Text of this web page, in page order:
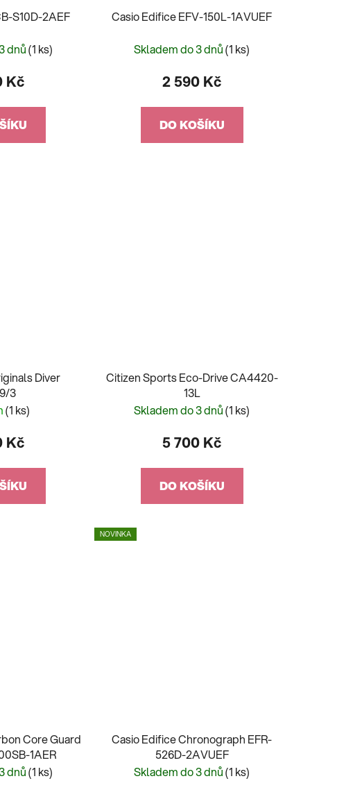
S10D-2AEF
dnů(1 ks)
Kč
Casio Edifice EFV-150L-1AVUEF
Skladem do 3 dnů(1 ks)
2 590 Kč
DO KOŠÍKU
Diver
3
(1 ks)
Kč
Citizen Sports Eco-Drive CA4420-
13L
Skladem do 3 dnů(1 ks)
5 700 Kč
DO KOŠÍKU
Core Guard
1AER
dnů(1 ks)
NOVINKA
Casio Edifice Chronograph EFR-
526D-2AVUEF
Skladem do 3 dnů(1 ks)